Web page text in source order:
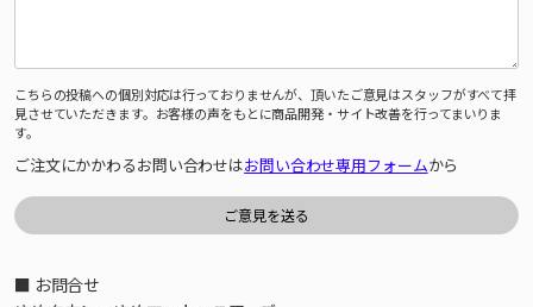
こちらの投稿への個別対応は行っておりませんが、頂いたご意見はスタッフがすべて拝
見させていただきます。お客様の声をもとに商品開発・サイト改善を行ってまいりま
す。
ご注文にかかわるお問い合わせはお問い合わせ専用フォームから
■ お問合せ